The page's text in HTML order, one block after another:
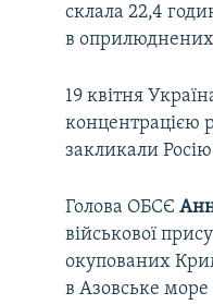
склала 22,4
в
19 квітня
концентрацією
закликали
Голова ОБСЄ
військової
окупованих
в Азовське море